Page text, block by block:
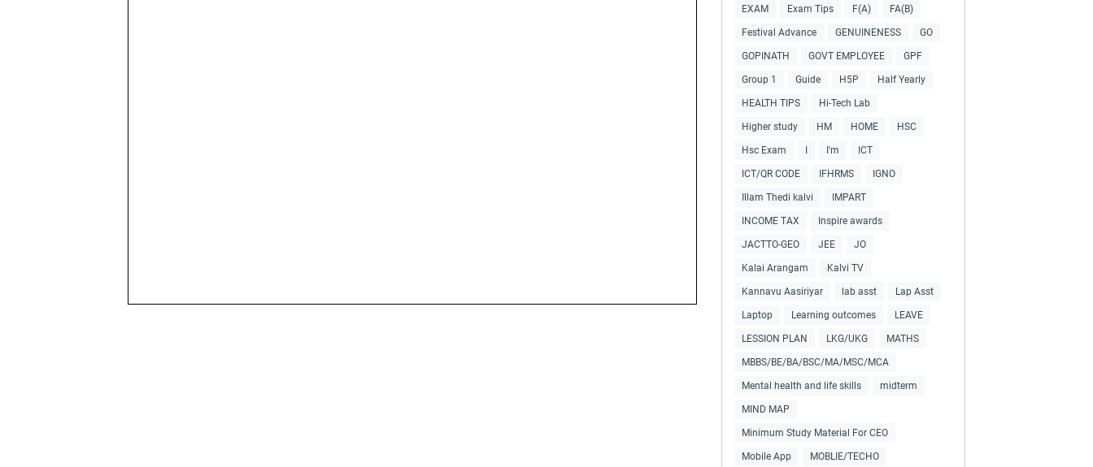
EXAM Exam Tips F(A) FA(B)
Festival Advance GENUINENESS GO
GOPINATH GOVT EMPLOYEE GPF
Group 1 Guide H5P Half Yearly
HEALTH TIPS Hi-Tech Lab
Higher study HM HOME HSC
Hsc Exam I'm ICT
ICT/QR CODE IFHRMS IGNO
Illam Thedi kalvi IMPART
INCOME TAX Inspire awards
JACTTO-GEO JEE JO
Kalai Arangam Kalvi TV
Kannavu Aasiriyar lab asst Lap Asst
Laptop Learning outcomes LEAVE
LESSION PLAN LKG/UKG MATHS
MBBS/BE/BA/BSC/MA/MSC/MCA
Mental health and life skills midterm
MIND MAP
Minimum Study Material For CEO
Mobile App MOBLIE/TECHO